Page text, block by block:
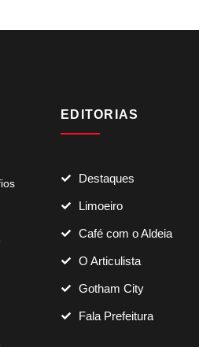
EDITORIAS
Destaques
Limoeiro
Café com o Aldeia
O Articulista
Gotham City
Fala Prefeitura